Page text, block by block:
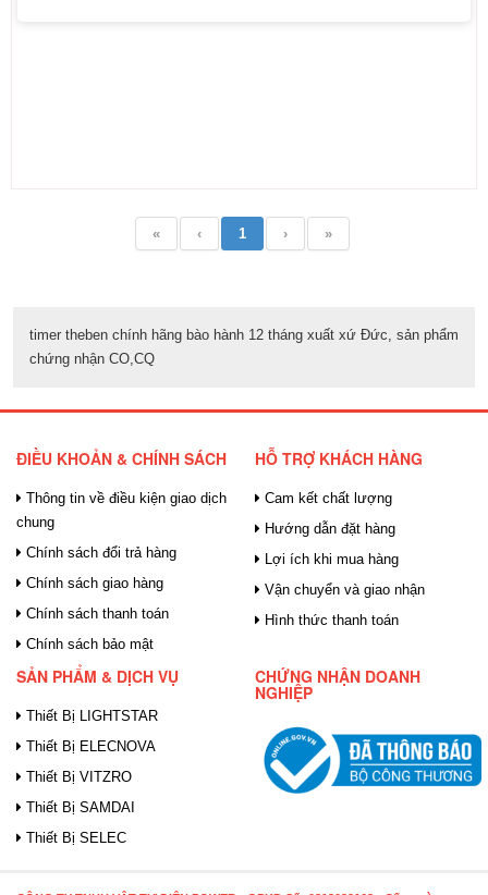
« ‹ 1 › »
timer theben chính hãng bào hành 12 tháng xuất xứ Đức, sản phẩm
chứng nhận CO,CQ
ĐIỀU KHOẢN & CHÍNH SÁCH
Thông tin về điều kiện giao dịch
chung
Chính sách đổi trả hàng
Chính sách giao hàng
Chính sách thanh toán
Chính sách bảo mật
HỖ TRỢ KHÁCH HÀNG
Cam kết chất lượng
Hướng dẫn đặt hàng
Lợi ích khi mua hàng
Vận chuyển và giao nhận
Hình thức thanh toán
SẢN PHẨM & DỊCH VỤ
Thiết Bị LIGHTSTAR
Thiết Bị ELECNOVA
Thiết Bị VITZRO
Thiết Bị SAMDAI
Thiết Bị SELEC
CHỨNG NHẬN DOANH
NGHIỆP